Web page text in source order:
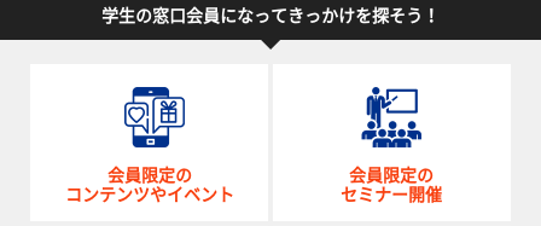
学生の窓口会員になってきっかけを探そう！
会員限定の
コンテンツやイベント
会員限定の
セミナー開催